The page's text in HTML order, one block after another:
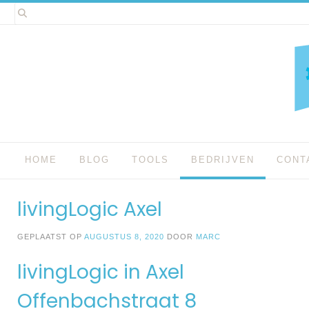
Spring
naar
HOME BLOG TOOLS BEDRIJVEN
livingLogic Axel
GEPLAATST OP AUGUSTUS 8, 2020 DOOR MARC
livingLogic in Axel
Offenbachstraat 8